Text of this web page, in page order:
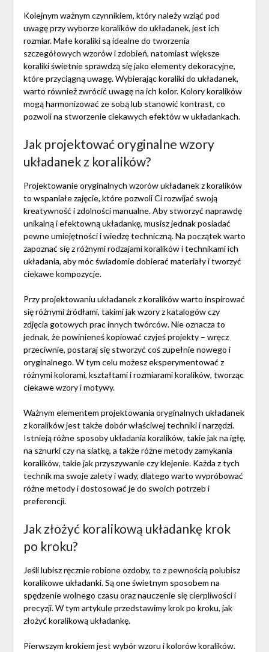
Kolejnym ważnym czynnikiem, który należy wziąć pod
uwagę przy wyborze koralików do układanek, jest ich
rozmiar. Małe koraliki są idealne do tworzenia
szczegółowych wzorów i zdobień, natomiast większe
koraliki świetnie sprawdzą się jako elementy dekoracyjne,
które przyciągną uwagę. Wybierając koraliki do układanek,
warto również zwrócić uwagę na ich kolor. Kolory koralików
mogą harmonizować ze sobą lub stanowić kontrast, co
pozwoli na stworzenie ciekawych efektów w układankach.
Jak projektować oryginalne wzory
układanek z koralików?
Projektowanie oryginalnych wzorów układanek z koralików
to wspaniałe zajęcie, które pozwoli Ci rozwijać swoją
kreatywność i zdolności manualne. Aby stworzyć naprawdę
unikalną i efektowną układankę, musisz jednak posiadać
pewne umiejętności i wiedzę techniczną. Na początek warto
zapoznać się z różnymi rodzajami koralików i technikami ich
układania, aby móc świadomie dobierać materiały i tworzyć
ciekawe kompozycje.
Przy projektowaniu układanek z koralików warto inspirować
się różnymi źródłami, takimi jak wzory z katalogów czy
zdjęcia gotowych prac innych twórców. Nie oznacza to
jednak, że powinieneś kopiować czyjeś projekty – wręcz
przeciwnie, postaraj się stworzyć coś zupełnie nowego i
oryginalnego. W tym celu możesz eksperymentować z
różnymi kolorami, kształtami i rozmiarami koralików, tworząc
ciekawe wzory i motywy.
Ważnym elementem projektowania oryginalnych układanek
z koralików jest także dobór właściwej techniki i narzędzi.
Istnieją różne sposoby układania koralików, takie jak na igłę,
na sznurki czy na siatkę, a także różne metody zamykania
koralików, takie jak przyszywanie czy klejenie. Każda z tych
technik ma swoje zalety i wady, dlatego warto wypróbować
różne metody i dostosować je do swoich potrzeb i
preferencji.
Jak złożyć koralikową układankę krok
po kroku?
Jeśli lubisz ręcznie robione ozdoby, to z pewnością polubisz
koralikowe układanki. Są one świetnym sposobem na
spędzenie wolnego czasu oraz nauczenie się cierpliwości i
precyzji. W tym artykule przedstawimy krok po kroku, jak
złożyć koralikową układankę.
Pierwszym krokiem jest wybór wzoru i kolorów koralików.